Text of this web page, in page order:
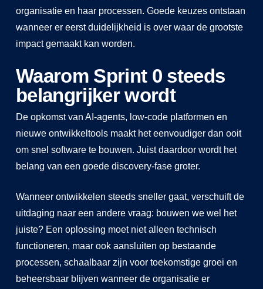
organisatie en haar processen. Goede keuzes ontstaan
wanneer er eerst duidelijkheid is over waar de grootste
impact gemaakt kan worden.
Waarom Sprint 0 steeds
belangrijker wordt
De opkomst van AI-agents, low-code platformen en
nieuwe ontwikkeltools maakt het eenvoudiger dan ooit
om snel software te bouwen. Juist daardoor wordt het
belang van een goede discovery-fase groter.
Wanneer ontwikkelen steeds sneller gaat, verschuift de
uitdaging naar een andere vraag: bouwen we wel het
juiste? Een oplossing moet niet alleen technisch
functioneren, maar ook aansluiten op bestaande
processen, schaalbaar zijn voor toekomstige groei en
beheersbaar blijven wanneer de organisatie er